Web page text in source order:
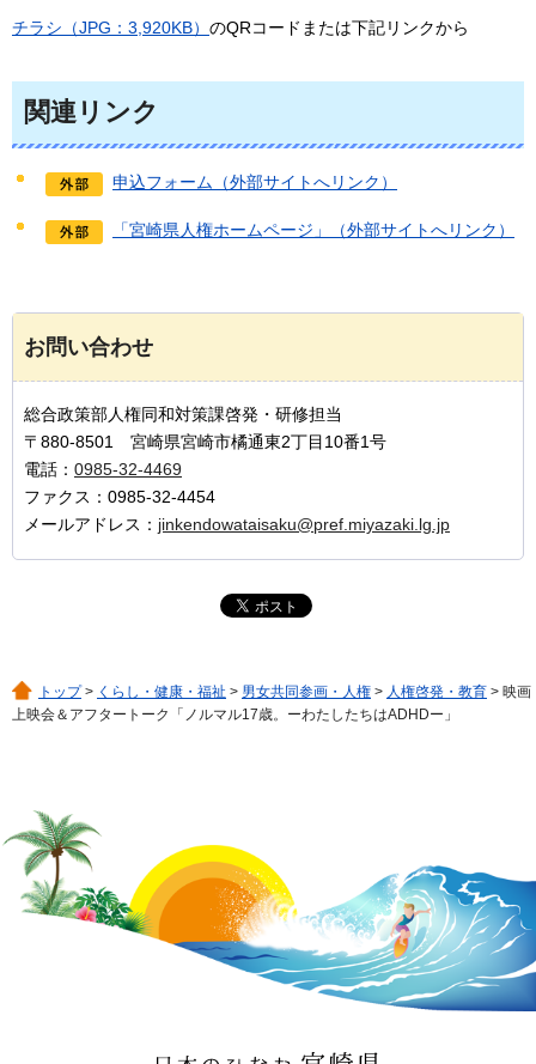
チラシ（JPG：3,920KB） のQRコードまたは下記リンクから
関連リンク
申込フォーム（外部サイトへリンク）
「宮崎県人権ホームページ」（外部サイトへリンク）
お問い合わせ
総合政策部人権同和対策課啓発・研修担当
〒880-8501 宮崎県宮崎市橘通東2丁目10番1号
電話： 0985-32-4469
ファクス：0985-32-4454
メールアドレス： jinkendowataisaku@pref.miyazaki.lg.jp
トップ> くらし・健康・福祉 > 男女共同参画・人権 > 人権啓発・教育 > 映画
上映会＆アフタートーク「ノルマル17歳。ーわたしたちはADHDー」